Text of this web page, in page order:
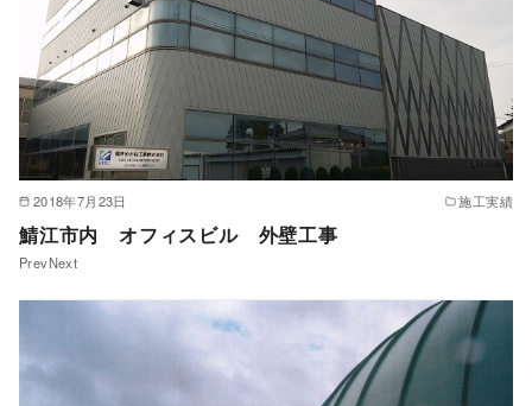
2018年7月23日 施工実績
鯖江市内 オフィスビル 外壁工事
PrevNext